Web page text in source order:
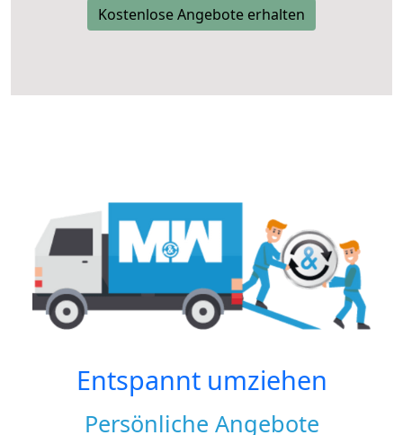
Kostenlose Angebote erhalten
Entspannt umziehen
Persönliche Angebote